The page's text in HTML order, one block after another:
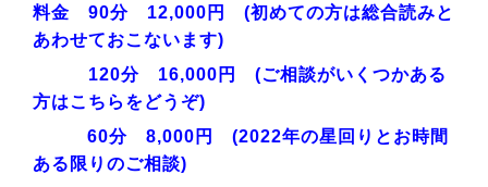
料金 90分 12,000円 (初めての方は総合読みと
あわせておこないます)
120分 16,000円 (ご相談がいくつかある
方はこちらをどうぞ)
60分 8,000円 (2022年の星回りとお時間
ある限りのご相談)